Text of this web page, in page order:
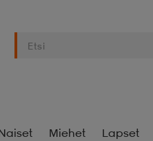
Miehet Lapset